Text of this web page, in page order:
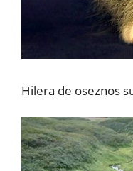
Hilera de oseznos